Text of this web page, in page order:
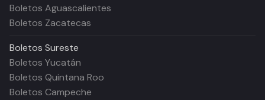
Boletos Aguascalientes
Boletos Zacatecas
Boletos Sureste
Boletos Yucatán
Boletos Quintana Roo
Boletos Campeche